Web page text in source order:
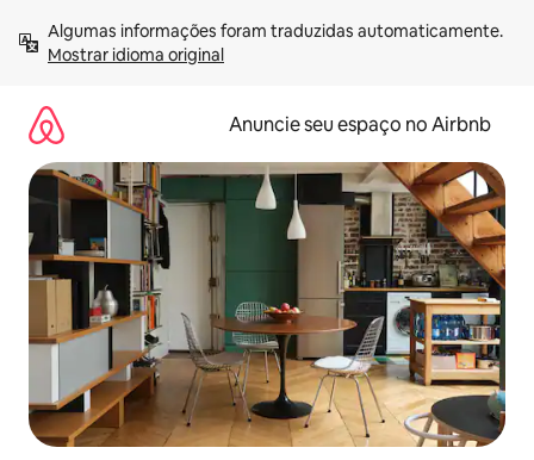
para
Mostrar idioma original
Anuncie seu espaço no Airbnb